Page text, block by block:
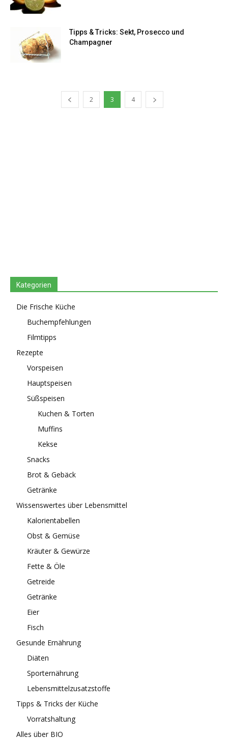
Tipps & Tricks: Sekt, Prosecco und
Champagner
2 3 4
Kategorien
Die Frische Küche
Buchempfehlungen
Filmtipps
Rezepte
Vorspeisen
Hauptspeisen
Süßspeisen
Kuchen & Torten
Muffins
Kekse
Snacks
Brot & Gebäck
Getränke
Wissenswertes über Lebensmittel
Kalorientabellen
Obst & Gemüse
Kräuter & Gewürze
Fette & Öle
Getreide
Getränke
Eier
Fisch
Gesunde Ernährung
Diäten
Sporternährung
Lebensmittelzusatzstoffe
Tipps & Tricks der Küche
Vorratshaltung
Alles über BIO